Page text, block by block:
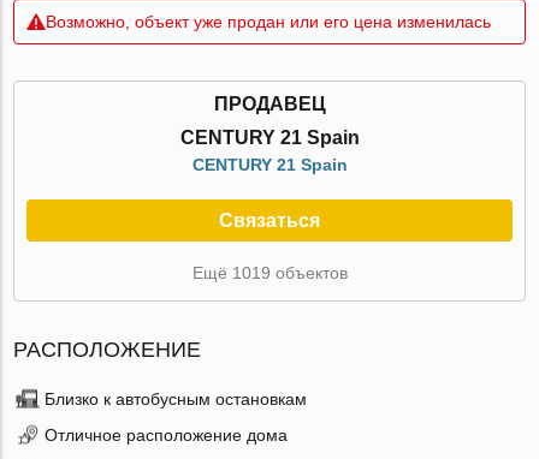
Возможно, объект уже продан или его цена изменилась
ПРОДАВЕЦ
CENTURY 21 Spain
CENTURY 21 Spain
Связаться
Ещё 1019 объектов
РАСПОЛОЖЕНИЕ
Близко к автобусным остановкам
Отличное расположение дома